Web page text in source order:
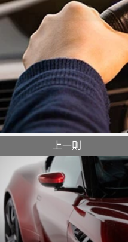
上一則